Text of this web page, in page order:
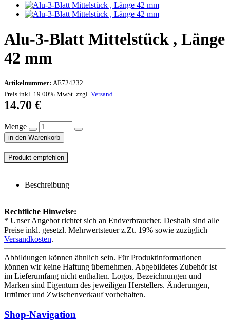
Alu-3-Blatt Mittelstück , Länge
42 mm
Artikelnummer: AE724232
Preis inkl. 19.00% MwSt. zzgl. Versand
14.70 €
Menge
in den Warenkorb
Beschreibung
Rechtliche Hinweise:
* Unser Angebot richtet sich an Endverbraucher. Deshalb sind alle
Preise inkl. gesetzl. Mehrwertsteuer z.Zt. 19% sowie zuzüglich
Versandkosten.
Abbildungen können ähnlich sein. Für Produktinformationen
können wir keine Haftung übernehmen. Abgebildetes Zubehör ist
im Lieferumfang nicht enthalten. Logos, Bezeichnungen und
Marken sind Eigentum des jeweiligen Herstellers. Änderungen,
Irrtümer und Zwischenverkauf vorbehalten.
Shop-Navigation